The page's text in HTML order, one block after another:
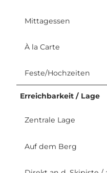
Mittagessen
À la Carte
Feste/Hochzeiten
Erreichbarkeit / Lage
Zentrale Lage
Auf dem Berg